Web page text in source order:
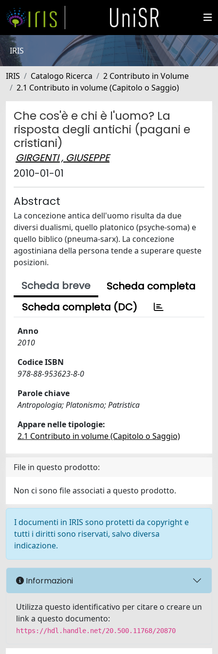
IRIS
IRIS Catalogo Ricerca
2 Contributo in Volume
2.1 Contributo in volume (Capitolo o Saggio)
Che cos'è e chi è l'uomo? La
risposta degli antichi (pagani e
cristiani)
GIRGENTI , GIUSEPPE
2010-01-01
Abstract
La concezione antica dell'uomo risulta da due
diversi dualismi, quello platonico (psyche-soma) e
quello biblico (pneuma-sarx). La concezione
agostiniana della persona tende a superare queste
posizioni.
Scheda breve
Scheda completa
Scheda completa (DC)
Anno
2010
Codice ISBN
978-88-953623-8-0
Parole chiave
Antropologia; Platonismo; Patristica
Appare nelle tipologie:
2.1 Contributo in volume (Capitolo o Saggio)
File in questo prodotto:
Non ci sono file associati a questo prodotto.
I documenti in IRIS sono protetti da copyright e
tutti i diritti sono riservati, salvo diversa
indicazione.
Informazioni
Utilizza questo identificativo per citare o creare un
link a questo documento:
https://hdl.handle.net/20.500.11768/20870